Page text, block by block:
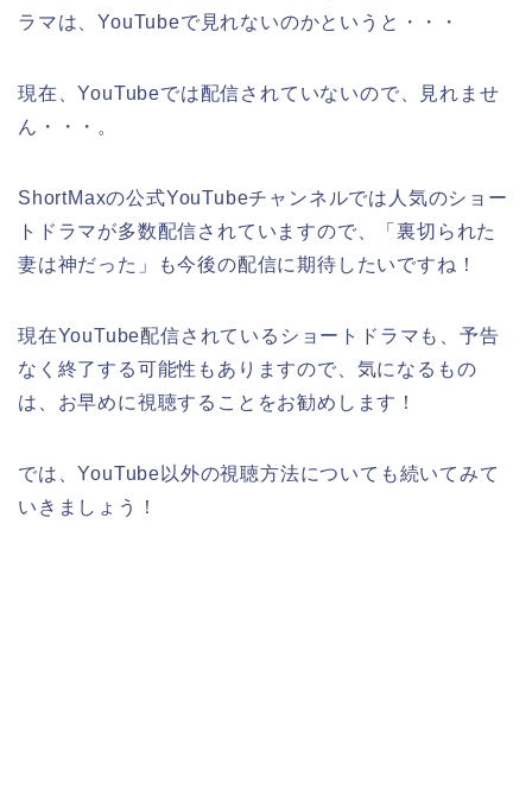
ラマは、YouTubeで見れないのかというと・・・
現在、YouTubeでは配信されていないので、見れませ
ん・・・。
ShortMaxの公式YouTubeチャンネルでは人気のショー
トドラマが多数配信されていますので、「裏切られた
妻は神だった」も今後の配信に期待したいですね！
現在YouTube配信されているショートドラマも、予告
なく終了する可能性もありますので、気になるもの
は、お早めに視聴することをお勧めします！
では、YouTube以外の視聴方法についても続いてみて
いきましょう！